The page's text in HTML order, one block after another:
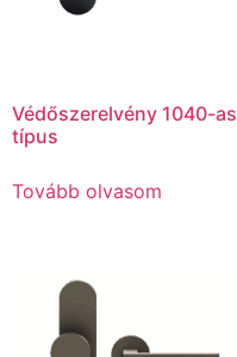
Védőszerelvény 1040-as
típus
Tovább olvasom